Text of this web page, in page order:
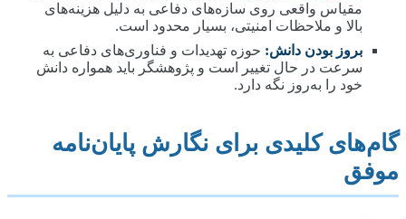
مقیاس واقعی روی سازه‌های دفاعی به دلیل هزینه‌های
بالا و ملاحظات امنیتی، بسیار محدود است.
بروز بودن دانش: حوزه تهدیدات و فناوری‌های دفاعی به
سرعت در حال تغییر است و پژوهشگر باید همواره دانش
خود را به‌روز نگه دارد.
گام‌های کلیدی برای نگارش پایان‌نامه
موفق